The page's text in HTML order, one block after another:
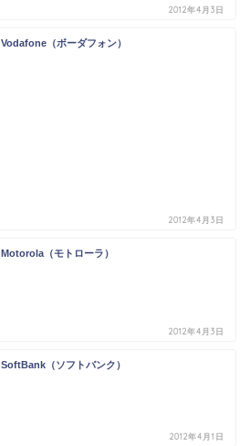
2012年4月3日
Vodafone（ボーダフォン）
2012年4月3日
Motorola（モトローラ）
2012年4月3日
SoftBank（ソフトバンク）
2012年4月1日